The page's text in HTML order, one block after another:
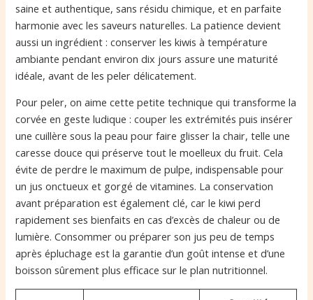
saine et authentique, sans résidu chimique, et en parfaite
harmonie avec les saveurs naturelles. La patience devient
aussi un ingrédient : conserver les kiwis à température
ambiante pendant environ dix jours assure une maturité
idéale, avant de les peler délicatement.
Pour peler, on aime cette petite technique qui transforme la
corvée en geste ludique : couper les extrémités puis insérer
une cuillère sous la peau pour faire glisser la chair, telle une
caresse douce qui préserve tout le moelleux du fruit. Cela
évite de perdre le maximum de pulpe, indispensable pour
un jus onctueux et gorgé de vitamines. La conservation
avant préparation est également clé, car le kiwi perd
rapidement ses bienfaits en cas d’excès de chaleur ou de
lumière. Consommer ou préparer son jus peu de temps
après épluchage est la garantie d’un goût intense et d’une
boisson sûrement plus efficace sur le plan nutritionnel.